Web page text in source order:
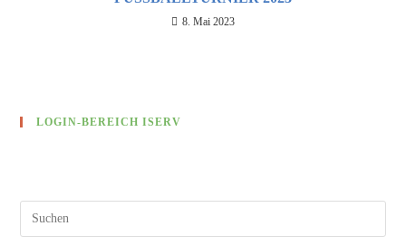
8. Mai 2023
LOGIN-BEREICH ISERV